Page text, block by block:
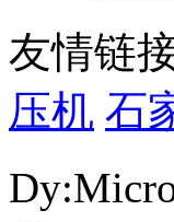
友情链
压机 石